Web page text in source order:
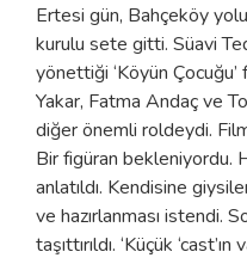
Ertesi gün, Bahçeköy
kurulu sete gitti. Süavi
yönettiği ‘Köyün
Yakar, Fatma Andaç ve
diğer önemli roldeydi.
Bir figüran bekleniyordu.
anlatıldı. Kendisine
ve hazırlanması istendi.
taşıttırıldı. ‘Küçük